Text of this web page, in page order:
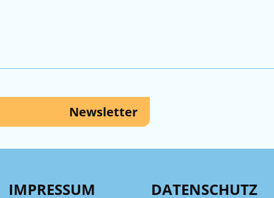
Newsletter
IMPRESSUM DATENSCHUTZ